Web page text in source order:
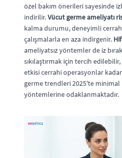
özel bakım önerileri sayesinde
indirilir.Vücut germe ameliyatı
kalma durumu, deneyimli
çalışmalarla en aza indirgenir.
ameliyatsız yöntemler de iz
sıkılaştırmak için tercih
etkisi cerrahi operasyonlar
germe trendleri 2025'te
yöntemlerine odaklanmaktadır.